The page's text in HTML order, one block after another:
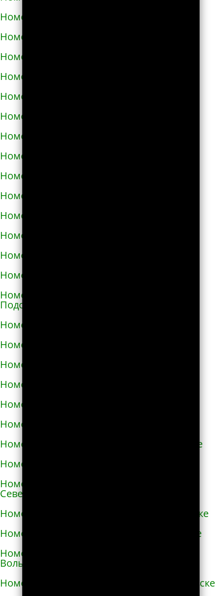
Номера телефонов такси в Ладыжине
Номера телефонов такси в Лозовой
Номера телефонов такси в Лохвице
Номера телефонов такси в Лубнах
Номера телефонов такси в Луцке
Номера телефонов такси во Львове
Номера телефонов такси в Люботине
Номера телефонов такси в Малой Виске
Номера телефонов такси в Малине
Номера телефонов такси в Марганце
Номера телефонов такси в Мелитополе
Номера телефонов такси в Мене
Номера телефонов такси в Миргороде
Номера телефонов такси в Мироновке
Номера телефонов такси в Могилёве-
Подольском
Номера телефонов такси в Мукачево
Номера телефонов такси в Надворной
Номера телефонов такси в Нежине
Номера телефонов такси в Немирове
Номера телефонов такси в Нетешине
Номера телефонов такси в Никополе
Номера телефонов такси в Новой Каховке
Номера телефонов такси в Новой Одессе
Номера телефонов такси в Новгороде-
Северском
Номера телефонов такси в Новоалексеевке
Номера телефонов такси в Нововолынске
Номера телефонов такси в Новограде-
Волынском
Номера телефонов такси в Новоднестровске